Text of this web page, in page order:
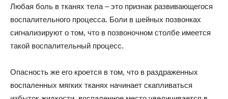
Любая боль в тканях тела – это признак развивающегося
воспалительного процесса. Боли в шейных позвонках
сигнализируют о том, что в позвоночном столбе имеется
такой воспалительный процесс.
Опасность же его кроется в том, что в раздраженных
воспаленных мягких тканях начинает скапливаться